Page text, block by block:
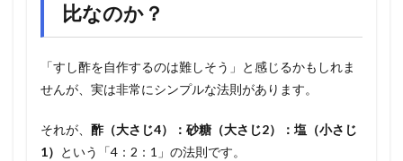
比なのか？
「すし酢を自作するのは難しそう」と感じるかもしれま
せんが、実は非常にシンプルな法則があります。
それが、 酢（大さじ4）：砂糖（大さじ2）：塩（小さじ
1） という「4：2：1」の法則です。